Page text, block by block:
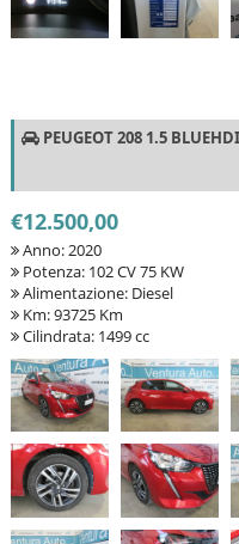
PEUGEOT 208 1.5
€12.500,00
Anno: 2020
Potenza: 102 CV 75 KW
Alimentazione: Diesel
Km: 93725 Km
Cilindrata: 1499 cc